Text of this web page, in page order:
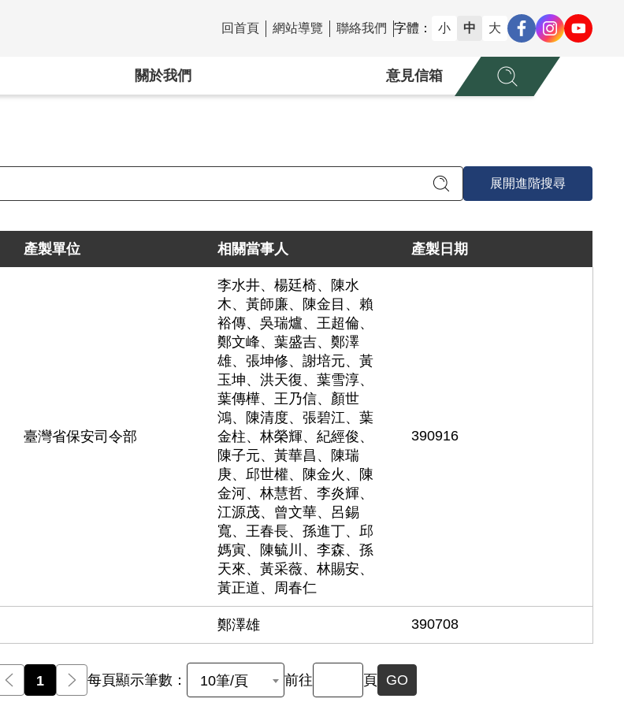
:::
回首頁 網站導覽 聯絡我們 字體： 小 中 大
關於我們 意見信箱
展開進階搜尋
產製單位 相關當事人 產製日期
臺灣省保安司令部
李水井、楊廷椅、陳水
木、黃師廉、陳金目、賴
裕傳、吳瑞爐、王超倫、
鄭文峰、葉盛吉、鄭澤
雄、張坤修、謝培元、黃
玉坤、洪天復、葉雪淳、
葉傳樺、王乃信、顏世
鴻、陳清度、張碧江、葉
金柱、林榮輝、紀經俊、
陳子元、黃華昌、陳瑞
庚、邱世權、陳金火、陳
金河、林慧哲、李炎輝、
江源茂、曾文華、呂錫
寬、王春長、孫進丁、邱
媽寅、陳毓川、李森、孫
天來、黃采薇、林賜安、
黃正道、周春仁
390916
鄭澤雄 390708
前一頁
1 後一頁
每頁顯示筆數： 10筆/頁 前往 頁 GO